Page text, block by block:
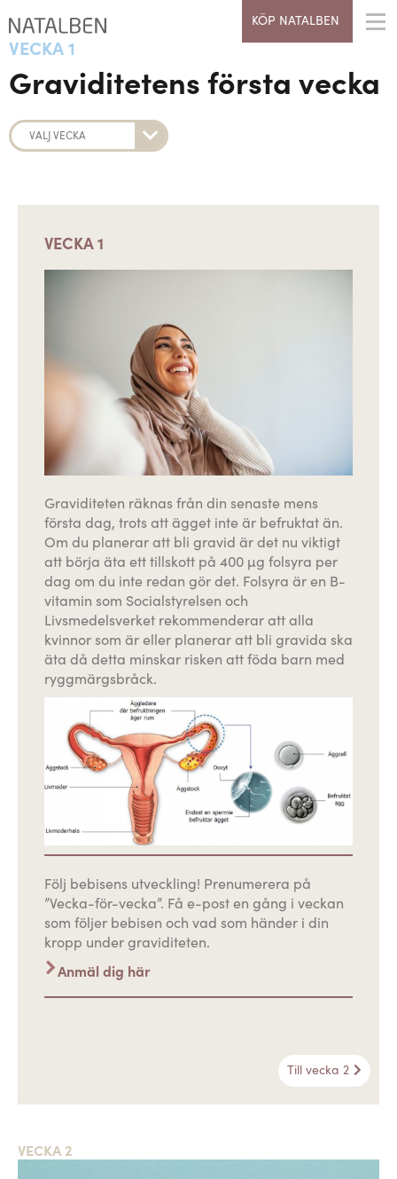
KÖP NATALBEN
VECKA 1
Graviditetens första vecka
VECKA 1
Graviditeten räknas från din senaste mens
första dag, trots att ägget inte är befruktat än.
Om du planerar att bli gravid är det nu viktigt
att börja äta ett tillskott på 400 µg folsyra per
dag om du inte redan gör det. Folsyra är en B-
vitamin som Socialstyrelsen och
Livsmedelsverket rekommenderar att alla
kvinnor som är eller planerar att bli gravida ska
äta då detta minskar risken att föda barn med
ryggmärgsbråck.
Följ bebisens utveckling! Prenumerera på
”Vecka-för-vecka”. Få e-post en gång i veckan
som följer bebisen och vad som händer i din
kropp under graviditeten.
Anmäl dig här
Till vecka 2
VECKA 2